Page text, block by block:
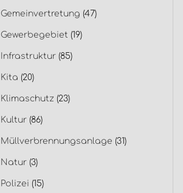
Gemeinvertretung (47)
Gewerbegebiet (19)
Infrastruktur(85)
Kita (20)
Klimaschutz (23)
Kultur(86)
Müllverbrennungsanlage (31)
Natur(3)
Polizei (15)